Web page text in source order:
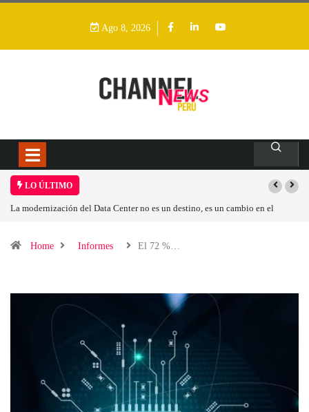
Ago 8, 2026
LO ÚLTIMO
cambio en el Los ingresos por semiconductores aumentarán más de un 94
Home Informes El 72 %…